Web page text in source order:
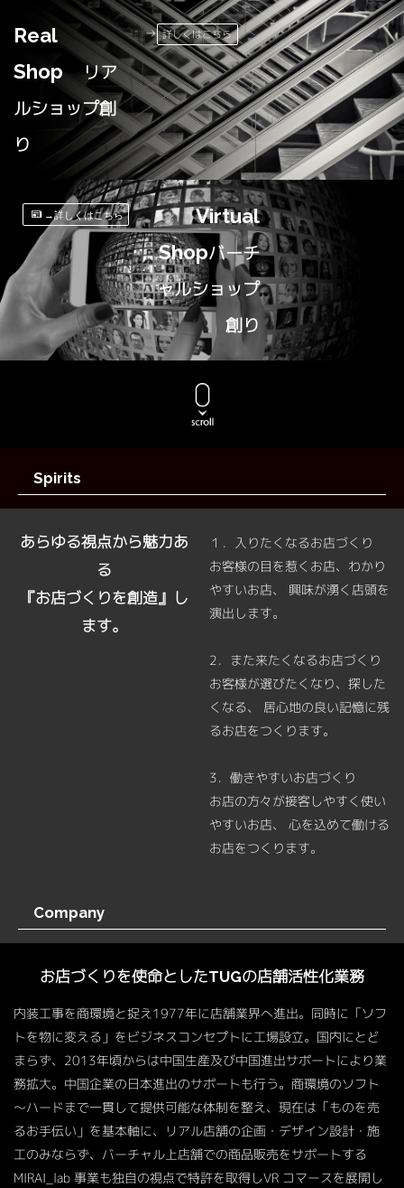
Real
Shop
リア
ルショップ創
り
→ 詳しくはこちら
→詳しくはこちら
Virtual
Shopバーチ
ャルショップ
創り
Spirits
あらゆる視点から魅力あ
る
『お店づくりを創造』し
ます。
１．入りたくなるお店づくり
お客様の目を惹くお店、わかり
やすいお店、 興味が湧く店頭を
演出します。
2．また来たくなるお店づくり
お客様が選びたくなり、探した
くなる、 居心地の良い記憶に残
るお店をつくります。
3．働きやすいお店づくり
お店の方々が接客しやすく使い
やすいお店、 心を込めて働ける
お店をつくります。
Company
お店づくりを使命としたTUGの店舗活性化業務
内装工事を商環境と捉え1977年に店舗業界へ進出。 同時に「ソフ
トを物に変える」をビジネスコンセプトに工場設立。国内にとど
まらず、2013年頃からは中国生産及び中国進出サポートにより業
務拡大。中国企業の日本進出のサポートも行う。商環境のソフト
～ハードまで一貫して提供可能な体制を整え、現在は「ものを売
るお手伝い」を基本軸に、リアル店舗の企画・デザイン設計・施
工のみならず、バーチャル上店舗での商品販売をサポートする
MIRAI_lab 事業も独自の視点で特許を取得しVR コマースを展開し